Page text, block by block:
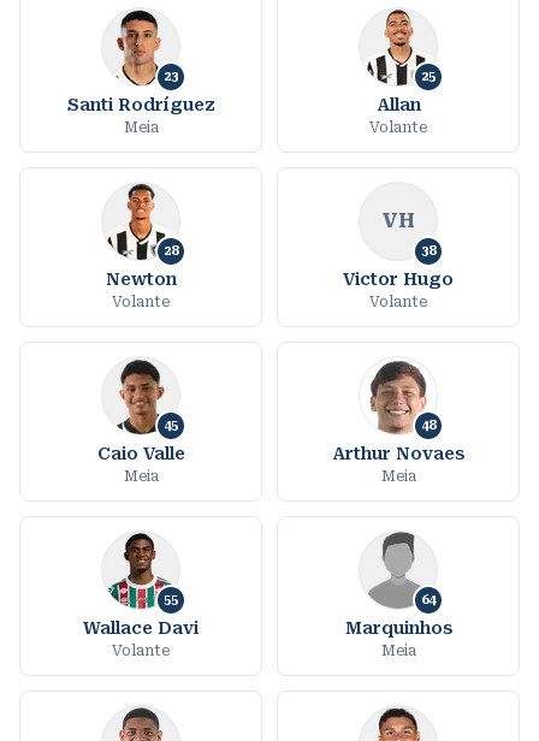
23
Santi Rodríguez
Meia
25
Allan
Volante
28
Newton
Volante
VH
38
Victor Hugo
Volante
45
Caio Valle
Meia
48
Arthur Novaes
Meia
55
Wallace Davi
Volante
64
Marquinhos
Meia